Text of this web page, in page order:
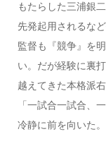
もたらした三浦銀
先発起用されるな
監督も『競争』を
い。だが経験に裏
越えてきた本格派
「一試合一試合、
冷静に前を向いた。